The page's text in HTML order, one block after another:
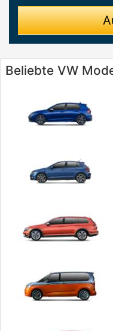
Beliebte VW